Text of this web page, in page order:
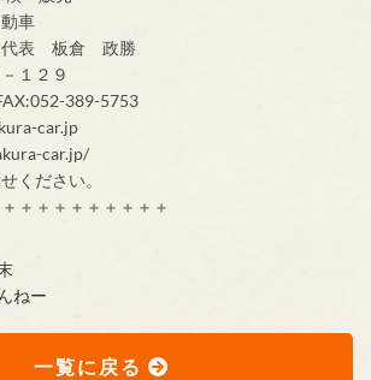
政勝
１２９
389-5753
car.jp
car.jp/
ください。
＋＋＋＋＋＋＋＋＋
ねー
一覧に戻る